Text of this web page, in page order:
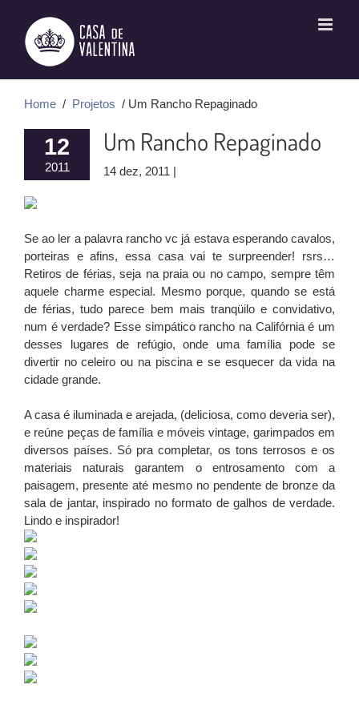
conteúdo
Home / Projetos / Um Rancho Repaginado
12
2011
Um Rancho Repaginado
14 dez, 2011 |
Se ao ler a palavra rancho vc já estava esperando cavalos,
porteiras e afins, essa casa vai te surpreender! rsrs…
Retiros de férias, seja na praia ou no campo, sempre têm
aquele charme especial. Mesmo porque, quando se está
de férias, tudo parece bem mais tranqüilo e convidativo,
num é verdade? Esse simpático rancho na Califórnia é um
desses lugares de refúgio, onde uma família pode se
divertir no celeiro ou na piscina e se esquecer da vida na
cidade grande.
A casa é iluminada e arejada, (deliciosa, como deveria ser),
e reúne peças de família e móveis vintage, garimpados em
diversos países. Só pra completar, os tons terrosos e os
materiais naturais garantem o entrosamento com a
paisagem, presente até mesmo no pendente de bronze da
sala de jantar, inspirado no formato de galhos de verdade.
Lindo e inspirador!